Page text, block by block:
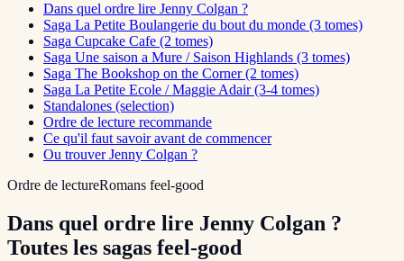
Dans quel ordre lire Jenny Colgan ?
Saga La Petite Boulangerie du bout du monde (3 tomes)
Saga Cupcake Cafe (2 tomes)
Saga Une saison a Mure / Saison Highlands (3 tomes)
Saga The Bookshop on the Corner (2 tomes)
Saga La Petite Ecole / Maggie Adair (3-4 tomes)
Standalones (selection)
Ordre de lecture recommande
Ce qu'il faut savoir avant de commencer
Ou trouver Jenny Colgan ?
Ordre de lectureRomans feel-good
Dans quel ordre lire Jenny Colgan ?
Toutes les sagas feel-good